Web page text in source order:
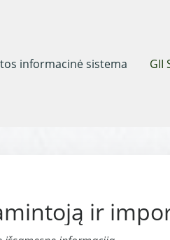
informacinė sistema GII
ir